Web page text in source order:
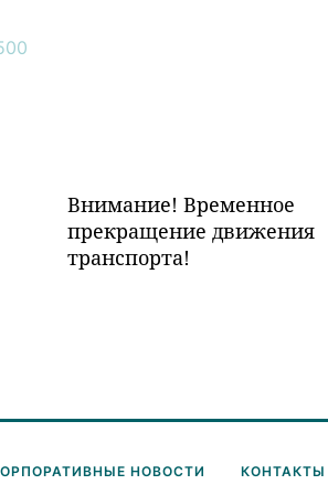
Внимание! Временное
прекращение движения
транспорта!
НОВОСТИ КОНТАКТЫ